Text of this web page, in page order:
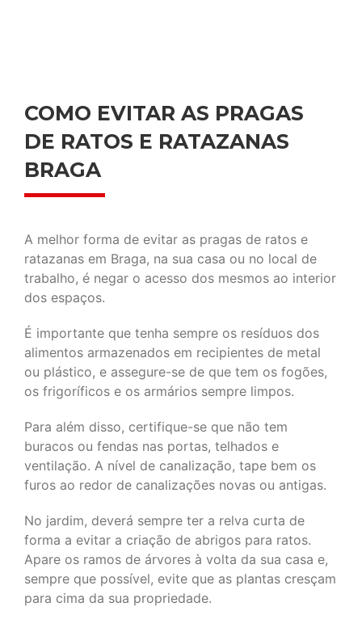
COMO EVITAR AS PRAGAS
DE RATOS E RATAZANAS
BRAGA
A melhor forma de evitar as pragas de ratos e
ratazanas em Braga, na sua casa ou no local de
trabalho, é negar o acesso dos mesmos ao interior
dos espaços.
É importante que tenha sempre os resíduos dos
alimentos armazenados em recipientes de metal
ou plástico, e assegure-se de que tem os fogões,
os frigoríficos e os armários sempre limpos.
Para além disso, certifique-se que não tem
buracos ou fendas nas portas, telhados e
ventilação. A nível de canalização, tape bem os
furos ao redor de canalizações novas ou antigas.
No jardim, deverá sempre ter a relva curta de
forma a evitar a criação de abrigos para ratos.
Apare os ramos de árvores à volta da sua casa e,
sempre que possível, evite que as plantas cresçam
para cima da sua propriedade.